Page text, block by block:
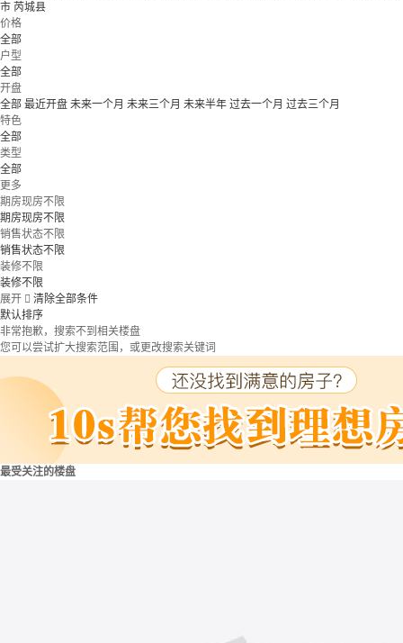
市 芮城县
价格
全部
户型
全部
开盘
全部 最近开盘 未来一个月 未来三个月 未来半年 过去一个月 过去三个月
特色
全部
类型
全部
更多
期房现房不限
期房现房不限
销售状态不限
销售状态不限
装修不限
装修不限
展开  清除全部条件
默认排序
非常抱歉，搜索不到相关楼盘
您可以尝试扩大搜索范围，或更改搜索关键词
最受关注的楼盘